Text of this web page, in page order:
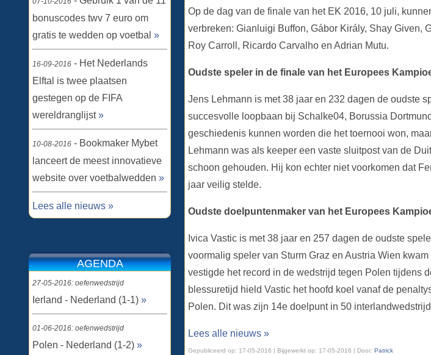
Op de dag van de finale van het EK 2016, 10 juli,
verbreken: Gianluigi Buffon, Gábor Király, Shay Given,
Roy Carroll, Ricardo Carvalho en Adrian Mutu.
Oudste speler in de finale van het Europees
Jens Lehmann is met 38 jaar en 232 dagen de oudste
succesvolle loopbaan bij Schalke04, Borussia
geschiedenis kunnen worden die het toernooi won,
Lehmann was als keeper een vaste sluitpost van de
schoon gehouden. Hij kon echter niet voorkomen dat
jaar veilig stelde.
Oudste doelpuntenmaker van het Europees
Ivica Vastic is met 38 jaar en 257 dagen de oudste
voormalig speler van Sturm Graz en Austria Wien
vestigde het record in de wedstrijd tegen Polen tijdens
blessuretijd hield Vastic het hoofd koel vanaf de
Polen. Dit was zijn 14e doelpunt in 50
Lees alle nieuws »
Gepubliceerd op: 17-05-2016 | Bijgewerkt op: 17-05-2016 | Door: Patrick
bonuscodes twv 7 euro om
gratis te wedden op voetbal »
16-09-2016 - Het Nederlands
Elftal is twee plaatsen
gestegen op de FIFA
wereldranglijst»
10-08-2016 - Bookmaker Mybet
lanceert de meest innovatieve
website over voetbalwedden »
Lees alle nieuws »
AGENDA
27-05-2016: oefenwedstrijd
Ierland - Nederland (1-1) »
01-06-2016: oefenwedstrijd
Polen - Nederland (1-2) »